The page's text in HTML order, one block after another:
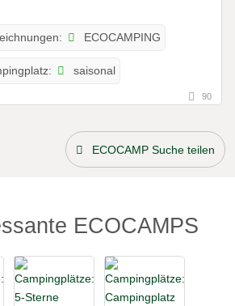
ECOCAMPING
saisonal
90
ECOCAMP Suche teilen
ECOCAMPS